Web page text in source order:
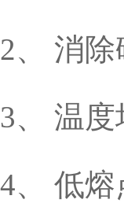
2、 消
3、 温
4、 低熔